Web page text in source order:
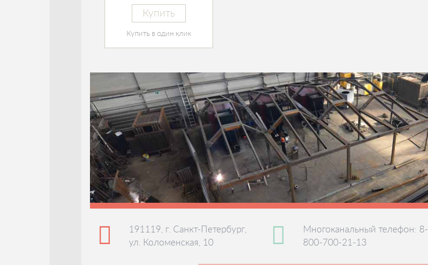
Купить
Купить в один клик
191119, г. Санкт-Петербург,
ул. Коломенская, 10
Многоканальный телефон: 8-
800-700-21-13